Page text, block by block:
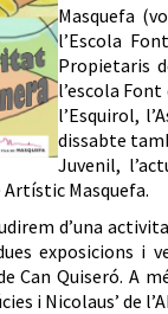
Masquefa
l’Escola
Propietaris
l’escola
l’Esquirol,
dissabte
Juvenil,
Masquefa.
d’una
exposicions i
Can Quiseró. A
i Nicolaus’ de